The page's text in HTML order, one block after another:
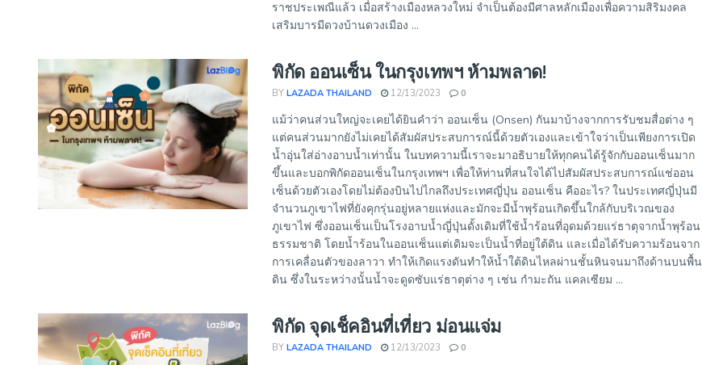
ราชประเพณีแล้ว เมื่อสร้างเมืองหลวงใหม่ จำเป็นต้องมีศาลหลักเมืองเพื่อความสิริมงคล
เสริมบารมีดวงบ้านดวงเมือง ...
พิกัด ออนเซ็น ในกรุงเทพฯ ห้ามพลาด!
BY LAZADA THAILAND 12/13/2023 0
แม้ว่าคนส่วนใหญ่จะเคยได้ยินคำว่า ออนเซ็น (Onsen) กันมาบ้างจากการรับชมสื่อต่าง ๆ
แต่คนส่วนมากยังไม่เคยได้สัมผัสประสบการณ์นี้ด้วยตัวเองและเข้าใจว่าเป็นเพียงการเปิด
น้ำอุ่นใส่อ่างอาบน้ำเท่านั้น ในบทความนี้เราจะมาอธิบายให้ทุกคนได้รู้จักกับออนเซ็นมาก
ขึ้นและบอกพิกัดออนเซ็นในกรุงเทพฯ เพื่อให้ท่านที่สนใจได้ไปสัมผัสประสบการณ์แช่ออน
เซ็นด้วยตัวเองโดยไม่ต้องบินไปไกลถึงประเทศญี่ปุ่น ออนเซ็น คืออะไร? ในประเทศญี่ปุ่นมี
จำนวนภูเขาไฟที่ยังคุกรุ่นอยู่หลายแห่งและมักจะมีน้ำพุร้อนเกิดขึ้นใกล้กับบริเวณของ
ภูเขาไฟ ซึ่งออนเซ็นเป็นโรงอาบน้ำญี่ปุ่นดั้งเดิมที่ใช้น้ำร้อนที่อุดมด้วยแร่ธาตุจากน้ำพุร้อน
ธรรมชาติ โดยน้ำร้อนในออนเซ็นแต่เดิมจะเป็นน้ำที่อยู่ใต้ดิน และเมื่อได้รับความร้อนจาก
การเคลื่อนตัวของลาวา ทำให้เกิดแรงดันทำให้น้ำใต้ดินไหลผ่านชั้นหินจนมาถึงด้านบนพื้น
ดิน ซึ่งในระหว่างนั้นน้ำจะดูดซับแร่ธาตุต่าง ๆ เช่น กำมะถัน แคลเซียม ...
พิกัด จุดเช็คอินที่เที่ยว ม่อนแจ่ม
BY LAZADA THAILAND 12/13/2023 0